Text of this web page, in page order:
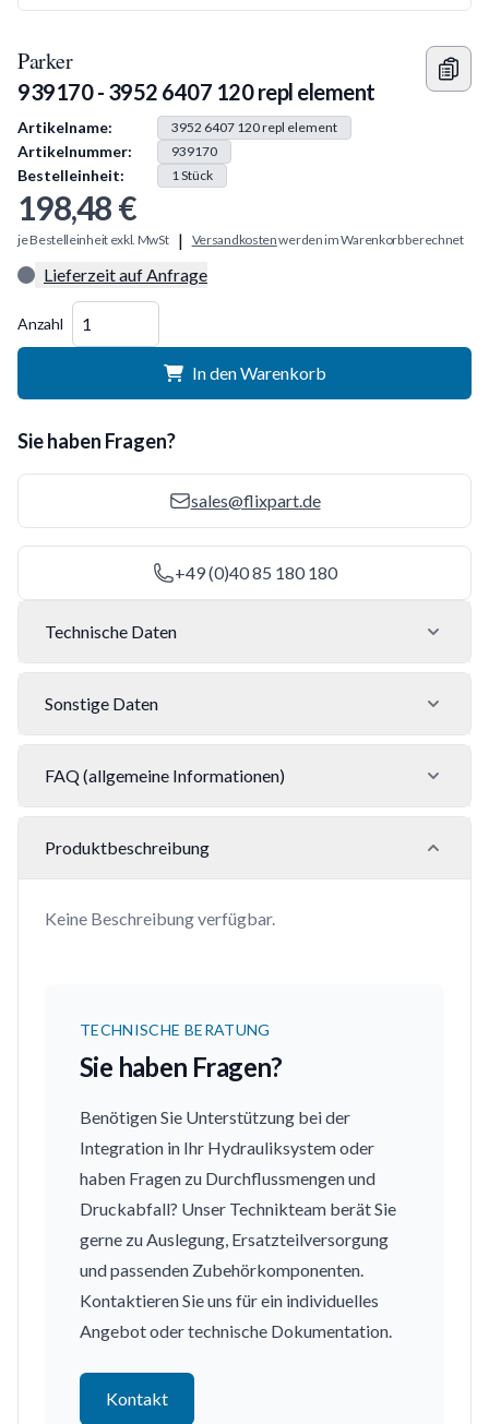
Parker
939170 - 3952 6407 120 repl element
Produkt Information
Artikelname: 3952 6407 120 repl element
Artikelnummer: 939170
Bestelleinheit: 1Stück
198,48 €
je Bestelleinheit exkl. MwSt | Versandkostenwerden im Warenkorb berechnet
Lieferzeit auf Anfrage
Anzahl
In den Warenkorb
Sie haben Fragen?
sales@flixpart.de
+49 (0)40 85 180 180
Technische Daten
Sonstige Daten
FAQ (allgemeine Informationen)
Produktbeschreibung
Keine Beschreibung verfügbar.
TECHNISCHE BERATUNG
Sie haben Fragen?
Benötigen Sie Unterstützung bei der
Integration in Ihr Hydrauliksystem oder
haben Fragen zu Durchflussmengen und
Druckabfall? Unser Technikteam berät Sie
gerne zu Auslegung, Ersatzteilversorgung
und passenden Zubehörkomponenten.
Kontaktieren Sie uns für ein individuelles
Angebot oder technische Dokumentation.
Kontakt